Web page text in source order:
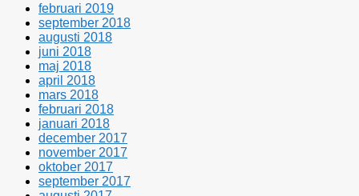
februari 2019
september 2018
augusti 2018
juni 2018
maj 2018
april 2018
mars 2018
februari 2018
januari 2018
december 2017
november 2017
oktober 2017
september 2017